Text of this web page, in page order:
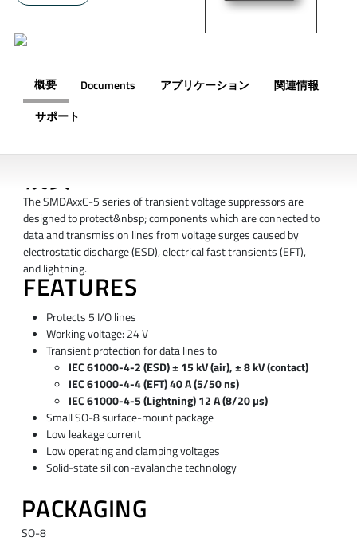
概要 Documents アプリケーション
関連情報
サポート
The SMDAxxC-5 series of transient voltage suppressors are
designed to protect&nbsp; components which are connected to
data and transmission lines from voltage surges caused by
electrostatic discharge (ESD), electrical fast transients (EFT),
and lightning.
FEATURES
Protects 5 I/O lines
Working voltage: 24 V
Transient protection for data lines to
IEC 61000-4-2 (ESD) ± 15 kV (air), ± 8 kV (contact)
IEC 61000-4-4 (EFT) 40 A (5/50 ns)
IEC 61000-4-5 (Lightning) 12 A (8/20 µs)
Small SO-8 surface-mount package
Low leakage current
Low operating and clamping voltages
Solid-state silicon-avalanche technology
PACKAGING
SO-8